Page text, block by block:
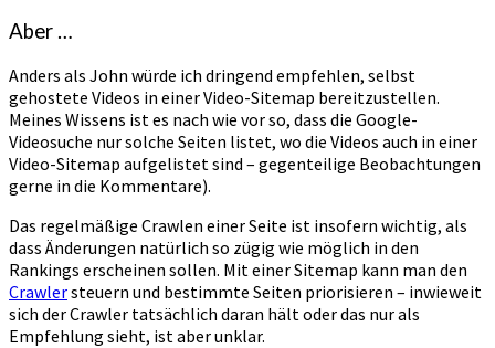
Aber …
Anders als John würde ich dringend empfehlen, selbst
gehostete Videos in einer Video-Sitemap bereitzustellen.
Meines Wissens ist es nach wie vor so, dass die Google-
Videosuche nur solche Seiten listet, wo die Videos auch in einer
Video-Sitemap aufgelistet sind – gegenteilige Beobachtungen
gerne in die Kommentare).
Das regelmäßige Crawlen einer Seite ist insofern wichtig, als
dass Änderungen natürlich so zügig wie möglich in den
Rankings erscheinen sollen. Mit einer Sitemap kann man den
Crawlersteuern und bestimmte Seiten priorisieren – inwieweit
sich der Crawler tatsächlich daran hält oder das nur als
Empfehlung sieht, ist aber unklar.